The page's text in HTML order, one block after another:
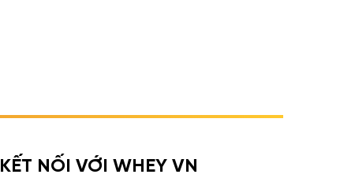
KẾT NỐI VỚI WHEY VN